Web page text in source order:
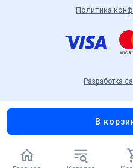
В
Политика
Разработка